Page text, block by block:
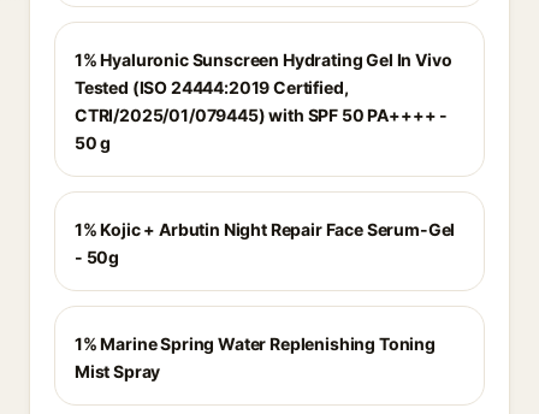
1% Hyaluronic Sunscreen Hydrating Gel In Vivo
Tested (ISO 24444:2019 Certified,
CTRI/2025/01/079445) with SPF 50 PA++++ -
50 g
1% Kojic + Arbutin Night Repair Face Serum-Gel
- 50g
1% Marine Spring Water Replenishing Toning
Mist Spray